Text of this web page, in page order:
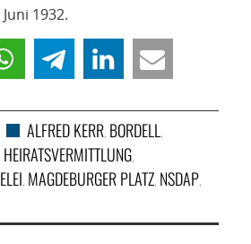
1932.
ALFRED KERR, BORDELL ,
HEIRATSVERMITTLUNG,
, MAGDEBURGER PLATZ, NSDAP,